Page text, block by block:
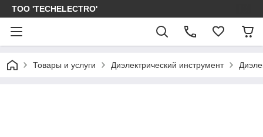
ТОО 'TECHELECTRO'
Товары и услуги Диэлектрический инструмент